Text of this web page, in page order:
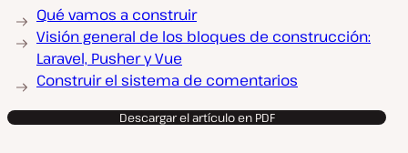
Qué vamos a construir
Visión general de los bloques de construcción:
Laravel, Pusher y Vue
Construir el sistema de comentarios
Descargar el artículo en PDF